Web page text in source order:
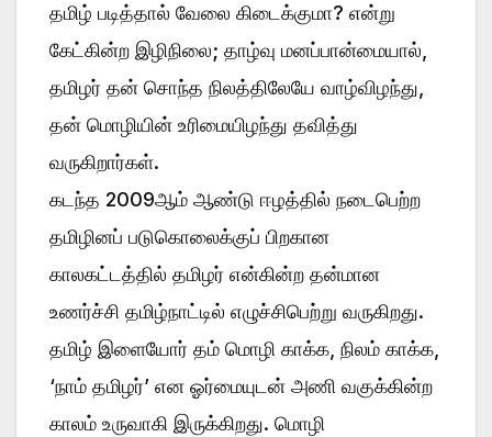
தமிழ் படித்தால் வேலை கிடைக்குமா? என்று
கேட்கின்ற இழிநிலை; தாழ்வு மனப்பான்மையால்,
தமிழர் தன் சொந்த நிலத்திலேயே வாழ்விழந்து,
தன் மொழியின் உரிமையிழந்து தவித்து
வருகிறார்கள்.
கடந்த 2009ஆம் ஆண்டு ஈழத்தில் நடைபெற்ற
தமிழினப் படுகொலைக்குப் பிறகான
காலகட்டத்தில் தமிழர் என்கின்ற தன்மான
உணர்ச்சி தமிழ்நாட்டில் எழுச்சிபெற்று வருகிறது.
தமிழ் இளையோர் தம் மொழி காக்க, நிலம் காக்க,
‘நாம் தமிழர்’ என ஓர்மையுடன் அணி வகுக்கின்ற
காலம் உருவாகி இருக்கிறது. மொழி